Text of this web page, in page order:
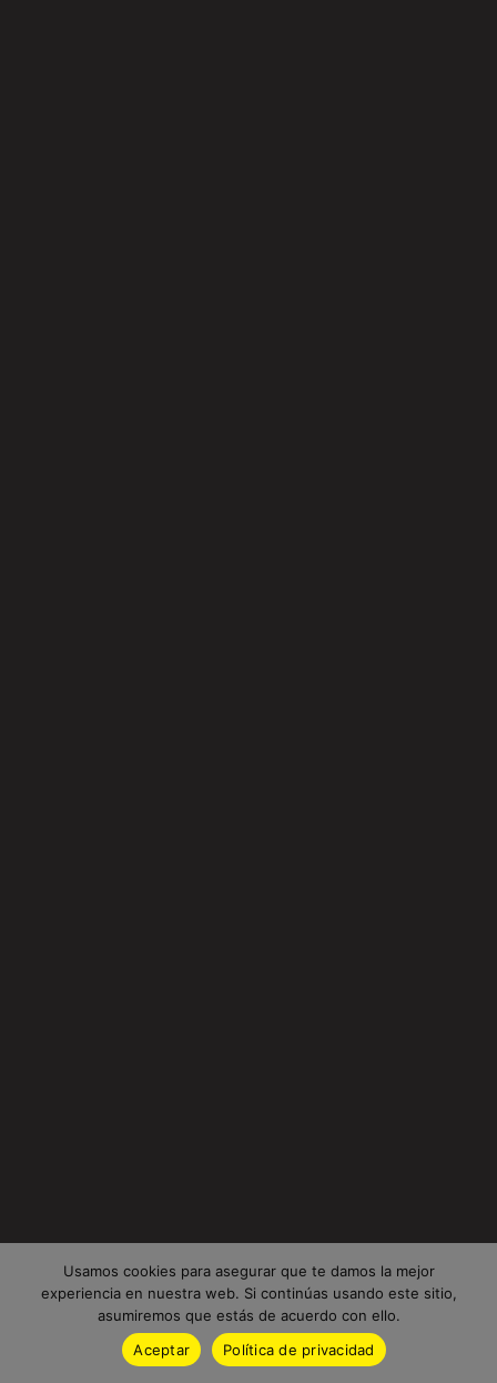
Usamos cookies para asegurar que te damos la mejor
experiencia en nuestra web. Si continúas usando este sitio,
asumiremos que estás de acuerdo con ello.
Aceptar
Política de privacidad